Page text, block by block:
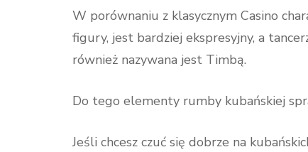
W porównaniu z klasycznym Casino
figury, jest bardziej ekspresyjny, a
również nazywana jest Timbą.
Do tego elementy rumby kubańskiej
Jeśli chcesz czuć się dobrze na